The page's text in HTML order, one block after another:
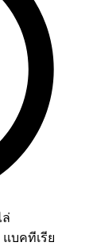
ล่
บคทีเรีย